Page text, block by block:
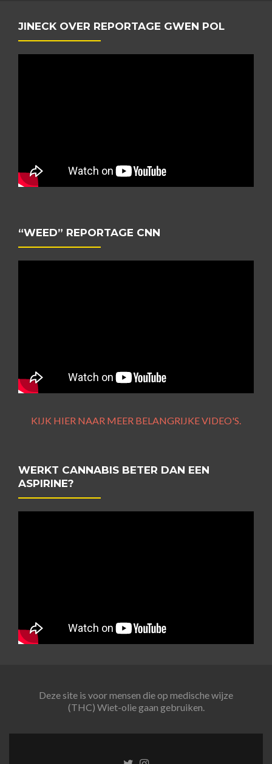
JINECK OVER REPORTAGE GWEN POL
“WEED” REPORTAGE CNN
KIJK HIER NAAR MEER BELANGRIJKE VIDEO'S.
WERKT CANNABIS BETER DAN EEN
ASPIRINE?
Deze site is voor mensen die op medische wijze
(THC) Wiet-olie gaan gebruiken.